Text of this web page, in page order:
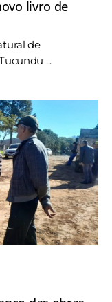
livro de
de
...